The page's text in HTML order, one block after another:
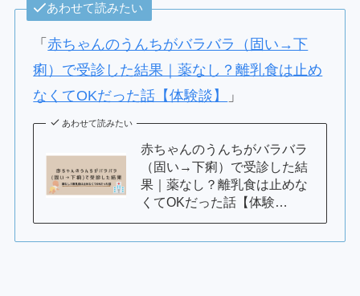
あわせて読みたい
「赤ちゃんのうんちがバラバラ（固い→下
痢）で受診した結果｜薬なし？離乳食は止め
なくてOKだった話【体験談】
」
あわせて読みたい
赤ちゃんのうんちがバラバラ
（固い→下痢）で受診した結
果｜薬なし？離乳食は止めな
くてOKだった話【体験…